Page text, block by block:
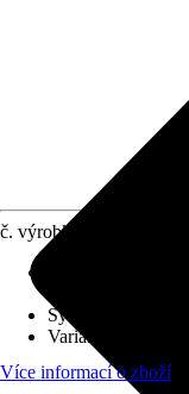
č. výrobku
Systém vypouštění
Varianta
Více informací o zboží